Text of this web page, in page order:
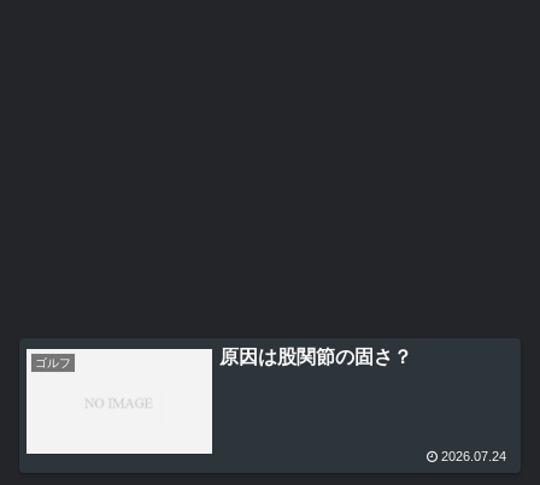
ゴルフ 原因は股関節の固さ？
2026.07.24